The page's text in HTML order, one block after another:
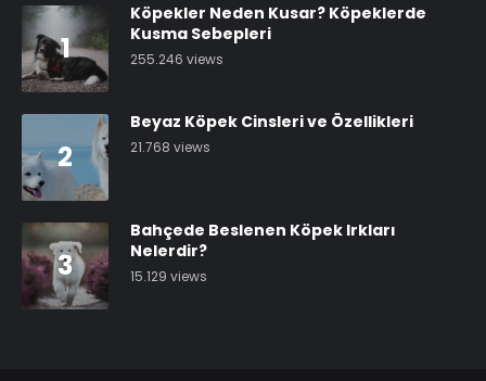
1
Köpekler Neden Kusar? Köpeklerde
Kusma Sebepleri
255.246 views
2
Beyaz Köpek Cinsleri ve Özellikleri
21.768 views
3
Bahçede Beslenen Köpek Irkları
Nelerdir?
15.129 views